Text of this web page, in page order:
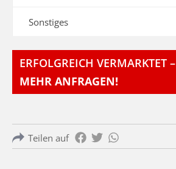
Sonstiges
ERFOLGREICH VERMARKTET –
MEHR ANFRAGEN!
Teilen auf